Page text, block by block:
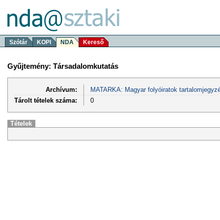
Szótár KOPI NDA Kereső
Gyűjtemény: Társadalomkutatás
Archívum:
MATARKA: Magyar folyóiratok
Tárolt tételek száma:
0
Tételek